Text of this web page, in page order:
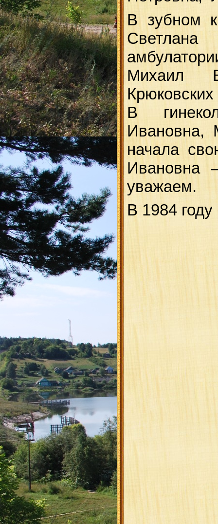
В зубном
Михаил
В
Ивановна,
начала
Ивановна
уважаем.
В 1984